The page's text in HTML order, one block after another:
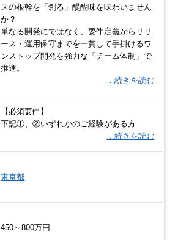
スの根幹を「創る」醍醐味を味わいません
か？
単なる開発にではなく、要件定義からリリ
ース・運用保守までを一貫して手掛けるワ
ンストップ開発を強力な「チーム体制」で
推進。
…続きを読む
【必須要件】
下記①、②いずれかのご経験がある方
…続きを読む
東京都
450～800万円